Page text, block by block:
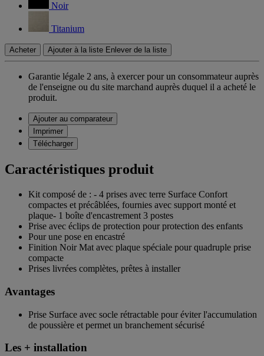
Noir
Titanium
Acheter Ajouter à la liste Enlever de la liste
Garantie légale 2 ans, à exercer pour un consommateur auprès
de l'enseigne ou du site marchand auprès duquel il a acheté le
produit.
Ajouter au comparateur
Imprimer
Télécharger
Caractéristiques produit
Kit composé de : - 4 prises avec terre Surface Confort
compactes et précâblées, fournies avec support monté et
plaque- 1 boîte d'encastrement 3 postes
Prise avec éclips de protection pour protection des enfants
Pour une pose en encastré
Finition Noir Mat avec plaque spéciale pour quadruple prise
compacte
Prises livrées complètes, prêtes à installer
Avantages
Prise Surface avec socle rétractable pour éviter l'accumulation
de poussière et permet un branchement sécurisé
Les + installation